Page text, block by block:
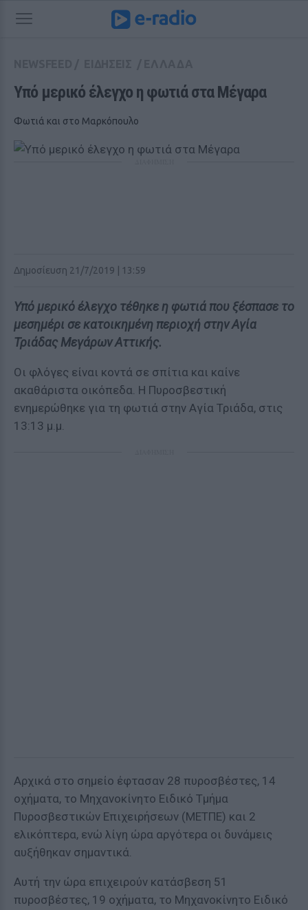
Υπό μερικό έλεγχο η φωτιά στα Μέγαρα
Φωτιά και στο Μαρκόπουλο
Δημοσίευση 21/7/2019 | 13:59
Υπό μερικό έλεγχο τέθηκε η φωτιά που ξέσπασε το
μεσημέρι σε κατοικημένη περιοχή στην Αγία
Τριάδας Μεγάρων Αττικής.
Οι φλόγες είναι κοντά σε σπίτια και καίνε
ακαθάριστα οικόπεδα. H Πυροσβεστική
ενημερώθηκε για τη φωτιά στην Αγία Τριάδα, στις
13:13 μ.μ.
Αρχικά στο σημείο έφτασαν 28 πυροσβέστες, 14
οχήματα, το Μηχανοκίνητο Ειδικό Τμήμα
Πυροσβεστικών Επιχειρήσεων (ΜΕΤΠΕ) και 2
ελικόπτερα, ενώ λίγη ώρα αργότερα οι δυνάμεις
αυξήθηκαν σημαντικά.
Αυτή την ώρα επιχειρούν κατάσβεση 51
πυροσβέστες, 19 οχήματα, το Μηχανοκίνητο Ειδικό